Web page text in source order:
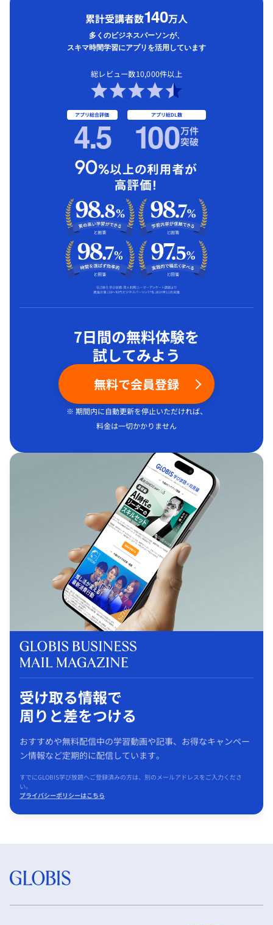
累計受講者数140万人
多くのビジネスパーソンが、
スキマ時間学習にアプリを活用しています
総レビュー数10,000件以上
アプリ総合評価
4.5 アプリ総DL数
100万件
突破
7日間の無料体験を
試してみよう
無料で会員登録
※ 期間内に自動更新を停止いただければ、
料金は一切かかりません
受け取る情報で
周りと差をつける
おすすめや無料配信中の学習動画や記事、お得なキャンペー
ン情報など定期的に配信しています。
すでにGLOBIS学び放題へご登録済みの方は、別のメールアドレスをご入力くださ
い。
プライバシーポリシーはこちら